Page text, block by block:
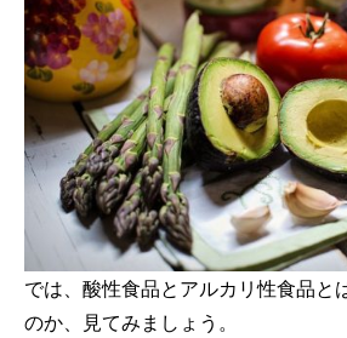
では、酸性食品とアルカリ性食品と
のか、見てみましょう。